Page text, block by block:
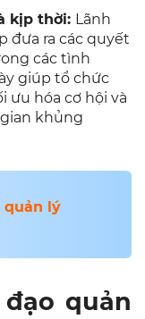
kịp thời: Lãnh
đưa ra các quyết
các tình
giúp tổ chức
ưu hóa cơ hội và
khủng
quản lý
quản